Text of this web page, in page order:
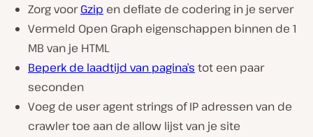
Zorg voorGzip en deflate de codering in je server
Vermeld Open Graph eigenschappen binnen de 1
MB van je HTML
Beperk de laadtijd van pagina’s tot een paar
seconden
Voeg de user agent strings of IP adressen van de
crawler toe aan de allow lijst van je site